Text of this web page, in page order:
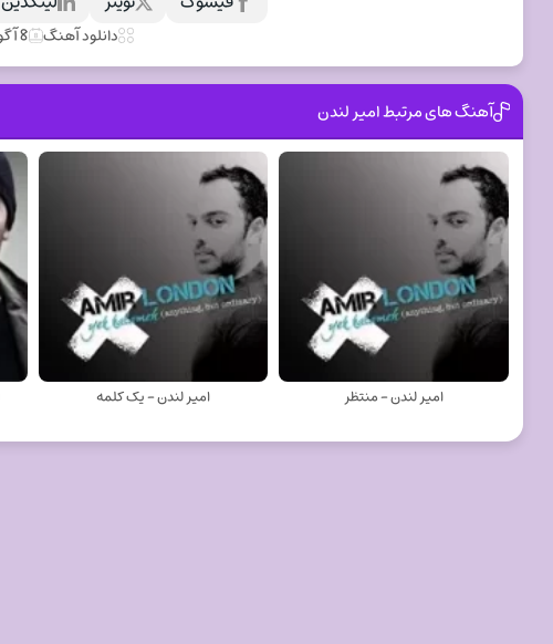
دانلود آهنگ 8 آگوست 2023
آهنگ های مرتبط امیر لندن
امیر لندن - منتظر امیر لندن - یک کلمه